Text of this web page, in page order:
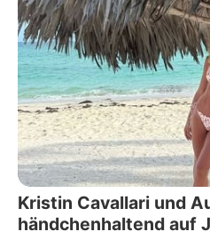
Kristin Cavallari und
händchenhaltend auf